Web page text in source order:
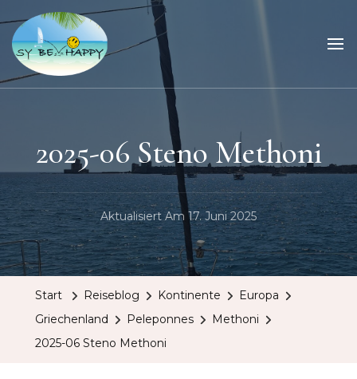
Sailing Be Happy
ein Traum wird wahr
2025-06 Steno Methoni
Aktualisiert Am 17. Juni 2025
Start Reiseblog Kontinente
Europa
Griechenland
Peleponnes
Methoni
2025-06 Steno Methoni